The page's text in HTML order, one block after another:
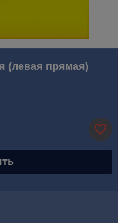
(левая прямая)